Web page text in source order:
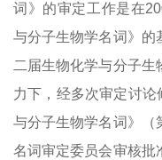
词》的审定工作是在
与分子生物学名词》的
二届生物化学与分子
力下，经多次审定讨论
与分子生物学名词》（
名词审定委员会审核批